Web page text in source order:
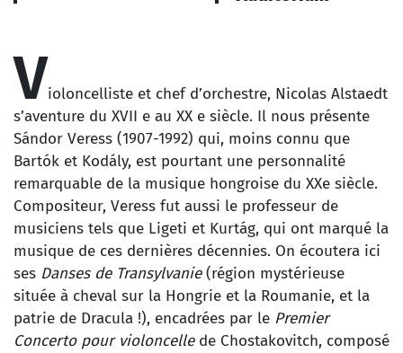
Violoncelliste et chef d’orchestre, Nicolas Alstaedt
s’aventure du XVII e au XX e siècle. Il nous présente
Sándor Veress (1907-1992) qui, moins connu que
Bartók et Kodály, est pourtant une personnalité
remarquable de la musique hongroise du XXe siècle.
Compositeur, Veress fut aussi le professeur de
musiciens tels que Ligeti et Kurtág, qui ont marqué la
musique de ces dernières décennies. On écoutera ici
ses Danses de Transylvanie(région mystérieuse
située à cheval sur la Hongrie et la Roumanie, et la
patrie de Dracula !), encadrées par le Premier
Concerto pour violoncellede Chostakovitch, composé